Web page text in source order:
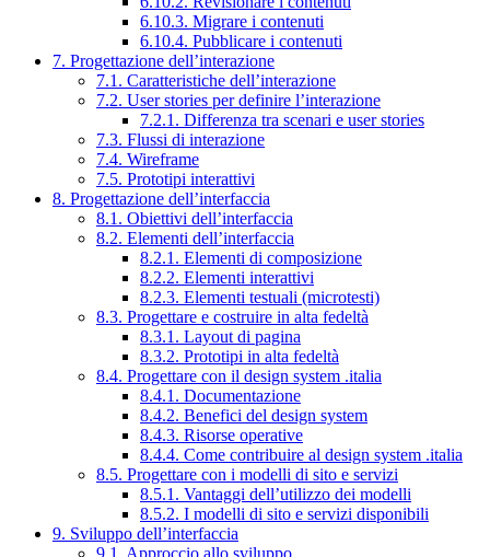
6.10.3. Migrare i contenuti
6.10.4. Pubblicare i contenuti
7. Progettazione dell’interazione
7.1. Caratteristiche dell’interazione
7.2. User stories per definire l’interazione
7.2.1. Differenza tra scenari e user stories
7.3. Flussi di interazione
7.4. Wireframe
7.5. Prototipi interattivi
8. Progettazione dell’interfaccia
8.1. Obiettivi dell’interfaccia
8.2. Elementi dell’interfaccia
8.2.1. Elementi di composizione
8.2.2. Elementi interattivi
8.2.3. Elementi testuali (microtesti)
8.3. Progettare e costruire in alta fedeltà
8.3.1. Layout di pagina
8.3.2. Prototipi in alta fedeltà
8.4. Progettare con il design system .italia
8.4.1. Documentazione
8.4.2. Benefici del design system
8.4.3. Risorse operative
8.4.4. Come contribuire al design system .italia
8.5. Progettare con i modelli di sito e servizi
8.5.1. Vantaggi dell’utilizzo dei modelli
8.5.2. I modelli di sito e servizi disponibili
9. Sviluppo dell’interfaccia
9.1. Approccio allo sviluppo